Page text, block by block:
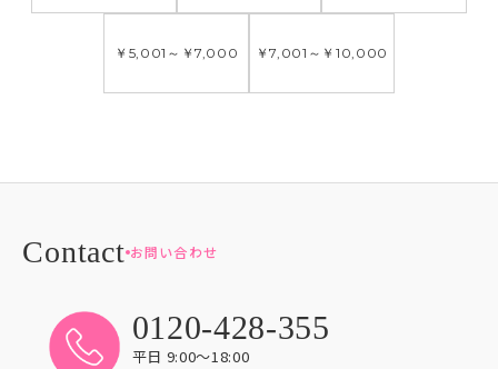
￥5,001 ～ ￥7,000 ￥7,001 ～ ￥10,000
お問い合わせ
0120-428-355
平日 9:00〜18:00